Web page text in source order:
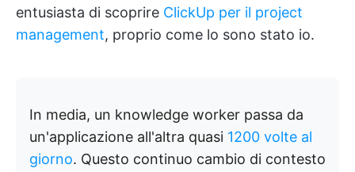
entusiasta di scoprire ClickUp per il project
management, proprio come lo sono stato io.
In media, un knowledge worker passa da
un'applicazione all'altra quasi 1200 volte al
giorno. Questo continuo cambio di contesto